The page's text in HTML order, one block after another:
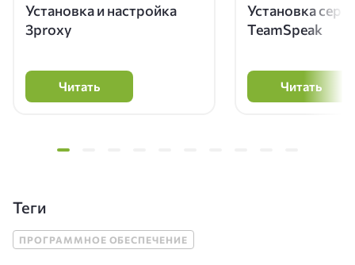
Установка и настройка
3proxy
Читать
Установка
TeamSpeak
Читать
Теги
ПРОГРАММНОЕ ОБЕСПЕЧЕНИЕ